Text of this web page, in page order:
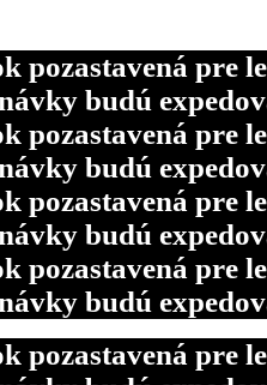
budú
pozastavená pre
budú
pozastavená pre
budú
pozastavená pre
budú
pozastavená pre
budú
pozastavená pre
budú
pozastavená pre
budú
pozastavená pre